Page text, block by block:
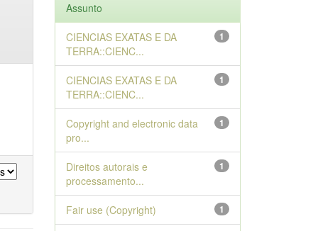
Assunto
1
CIENCIAS EXATAS E DA
TERRA::CIENC...
1
CIENCIAS EXATAS E DA
TERRA::CIENC...
1
Copyright and electronic data
pro...
1
Direitos autorais e
processamento...
1
Fair use (Copyright)